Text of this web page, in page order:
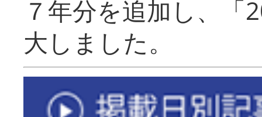
７年分を追加し、「
大しまし